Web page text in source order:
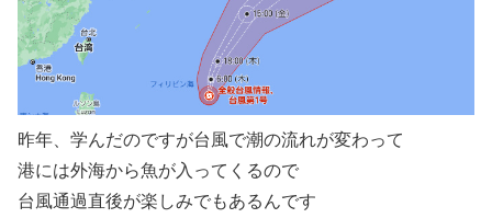
昨年、学んだのですが台風で潮の流れが変わって
港には外海から魚が入ってくるので
台風通過直後が楽しみでもあるんです